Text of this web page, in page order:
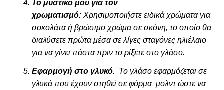
Το μυστικό μου για τον
χρωματισμό: Χρησιμοποιήστε ειδικά χρώματα για
σοκολάτα ή βρώσιμο χρώμα σε σκόνη, το οποίο θα
διαλύσετε πρώτα μέσα σε λίγες σταγόνες ηλιέλαιο
για να γίνει πάστα πριν το ρίξετε στο γλάσο.
Εφαρμογή στο γλυκό. Το γλάσο εφαρμόζεται σε
γλυκά που έχουν στηθεί σε φόρμα μολντ ώστε να